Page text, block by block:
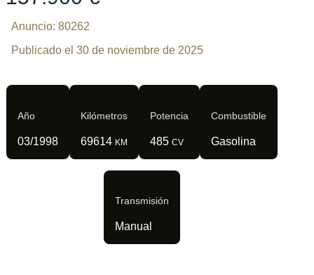
Anuncio: 80262
Publicado el 30 de noviembre de 2025
Año
03/1998
Kilómetros
69614 KM
Potencia
485 CV
Combustible
Gasolina
Transmisión
Manual